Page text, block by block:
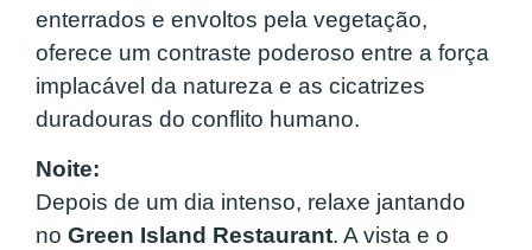
enterrados e envoltos pela vegetação,
oferece um contraste poderoso entre a força
implacável da natureza e as cicatrizes
duradouras do conflito humano.
Noite:
Depois de um dia intenso, relaxe jantando
no Green Island Restaurant. A vista e o